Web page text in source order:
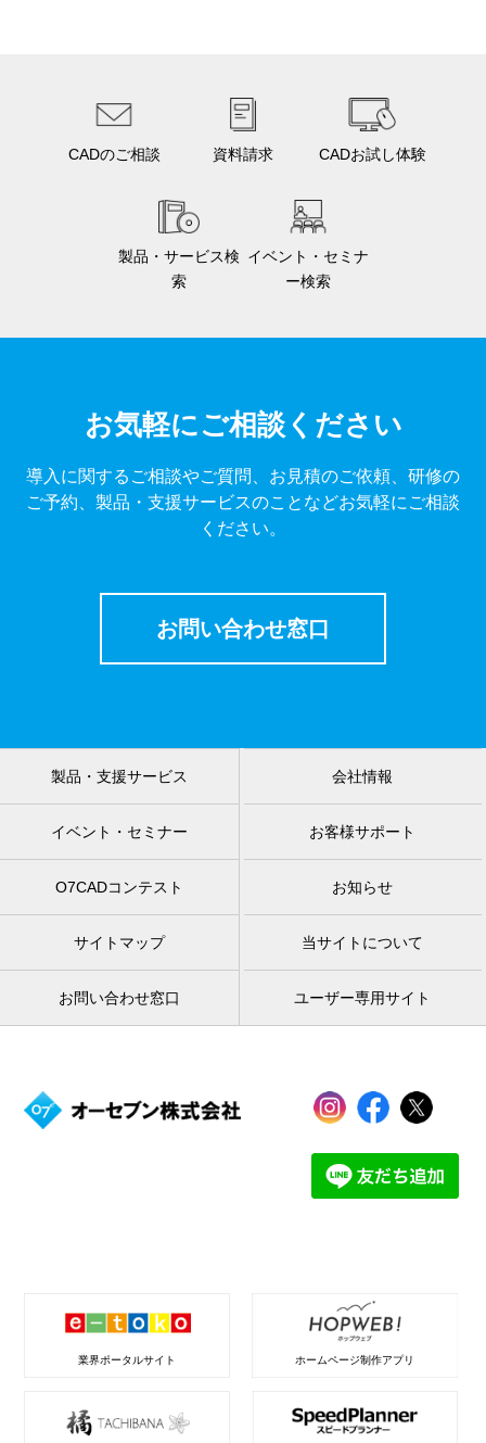
CADのご相談 資料請求 CADお試し体験
製品・サービス検
索
イベント・セミナ
ー検索
お気軽にご相談ください
導入に関するご相談やご質問、お見積のご依頼、研修の
ご予約、製品・支援サービスのことなどお気軽にご相談
ください。
お問い合わせ窓口
製品・支援サービス 会社情報
イベント・セミナー お客様サポート
O7CADコンテスト お知らせ
サイトマップ 当サイトについて
お問い合わせ窓口 ユーザー専用サイト
業界ポータルサイト ホームページ制作アプリ